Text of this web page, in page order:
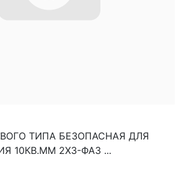
ТИПА БЕЗОПАСНАЯ ДЛЯ
10КВ.ММ 2Х3-ФАЗ ...